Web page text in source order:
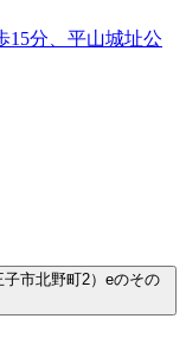
15分、平山城址公
市北野町2）eのその